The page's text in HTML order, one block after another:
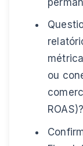
ou
ROAS)?